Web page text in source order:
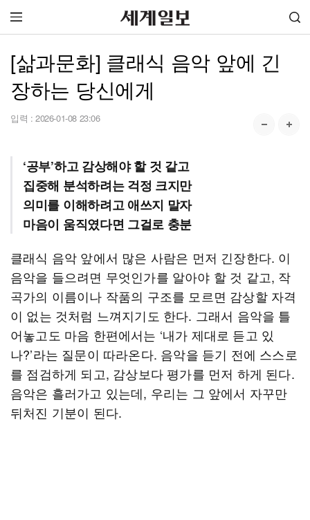
[삶과문화] 클래식 음악 앞에 긴
장하는 당신에게
입력 : 2026-01-08 23:06
‘공부’하고 감상해야 할 것 같고
집중해 분석하려는 걱정 크지만
의미를 이해하려고 애쓰지 말자
마음이 움직였다면 그걸로 충분
클래식 음악 앞에서 많은 사람은 먼저 긴장한다. 이
음악을 들으려면 무엇인가를 알아야 할 것 같고, 작
곡가의 이름이나 작품의 구조를 모르면 감상할 자격
이 없는 것처럼 느껴지기도 한다. 그래서 음악을 틀
어놓고도 마음 한편에서는 ‘내가 제대로 듣고 있
나?’라는 질문이 따라온다. 음악을 듣기 전에 스스로
를 점검하게 되고, 감상보다 평가를 먼저 하게 된다.
음악은 흘러가고 있는데, 우리는 그 앞에서 자꾸만
뒤처진 기분이 된다.